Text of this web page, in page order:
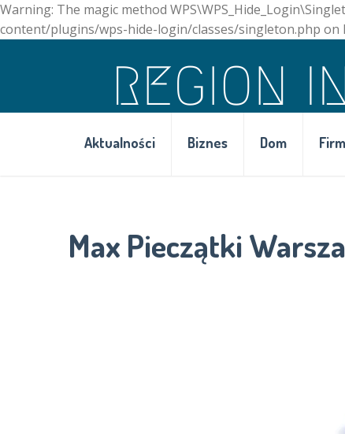
Warning: The magic method
content/plugins/wps-hide-login/classes/singleton.php on
Aktualności Biznes Dom
Max Pieczątki